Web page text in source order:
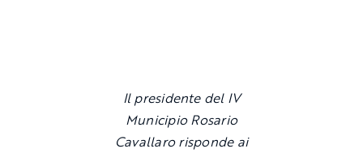
Il presidente del IV
Municipio Rosario
Cavallaro risponde ai